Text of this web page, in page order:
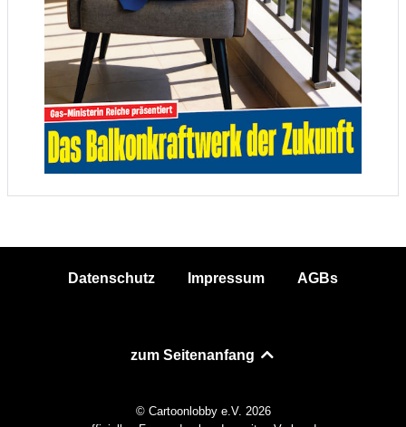
Datenschutz Impressum AGBs
zum Seitenanfang
© Cartoonlobby e.V. 2026